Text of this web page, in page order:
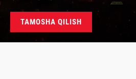
TAMOSHA QILISH